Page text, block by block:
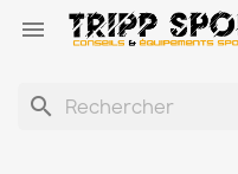

search